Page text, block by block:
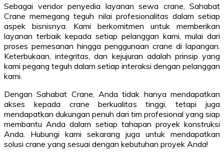
Sebagai vendor penyedia layanan sewa crane, Sahabat
Crane memegang teguh nilai profesionalitas dalam setiap
aspek bisnisnya. Kami berkomitmen untuk memberikan
layanan terbaik kepada setiap pelanggan kami, mulai dari
proses pemesanan hingga penggunaan crane di lapangan.
Keterbukaan, integritas, dan kejujuran adalah prinsip yang
kami pegang teguh dalam setiap interaksi dengan pelanggan
kami.
Dengan Sahabat Crane, Anda tidak hanya mendapatkan
akses kepada crane berkualitas tinggi, tetapi juga
mendapatkan dukungan penuh dari tim profesional yang siap
membantu Anda dalam setiap tahapan proyek konstruksi
Anda. Hubungi kami sekarang juga untuk mendapatkan
solusi crane yang sesuai dengan kebutuhan proyek Anda!